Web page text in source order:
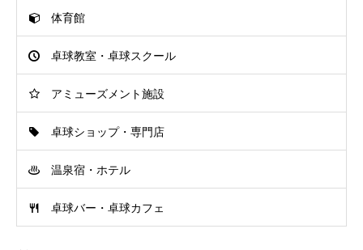
体育館
卓球教室・卓球スクール
アミューズメント施設
卓球ショップ・専門店
温泉宿・ホテル
卓球バー・卓球カフェ